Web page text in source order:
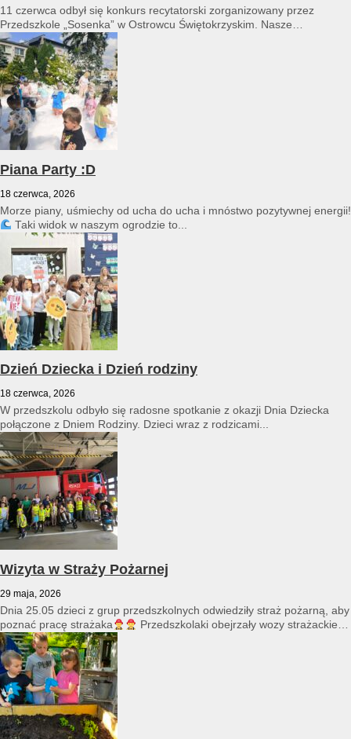
11 czerwca odbył się konkurs recytatorski zorganizowany przez
Przedszkole „Sosenka” w Ostrowcu Świętokrzyskim. Nasze
przedszkole reprezentował Franciszek Karpiński...
Piana Party :D
18 czerwca, 2026
Morze piany, uśmiechy od ucha do ucha i mnóstwo pozytywnej energii!
Taki widok w naszym ogrodzie to...
Dzień Dziecka i Dzień rodziny
18 czerwca, 2026
W przedszkolu odbyło się radosne spotkanie z okazji Dnia Dziecka
połączone z Dniem Rodziny. Dzieci wraz z rodzicami...
Wizyta w Straży Pożarnej
29 maja, 2026
Dnia 25.05 dzieci z grup przedszkolnych odwiedziły straż pożarną, aby
poznać pracę strażaka
Przedszkolaki obejrzały wozy strażackie
i...